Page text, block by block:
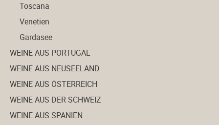
Toscana
Venetien
Gardasee
WEINE AUS PORTUGAL
WEINE AUS NEUSEELAND
WEINE AUS ÖSTERREICH
WEINE AUS DER SCHWEIZ
WEINE AUS SPANIEN